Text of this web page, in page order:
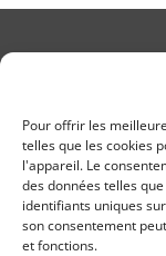
Pour offrir les
telles que les cookies
l'appareil. Le
des données telles
identifiants uniques
son consentement
et fonctions.
Conseils